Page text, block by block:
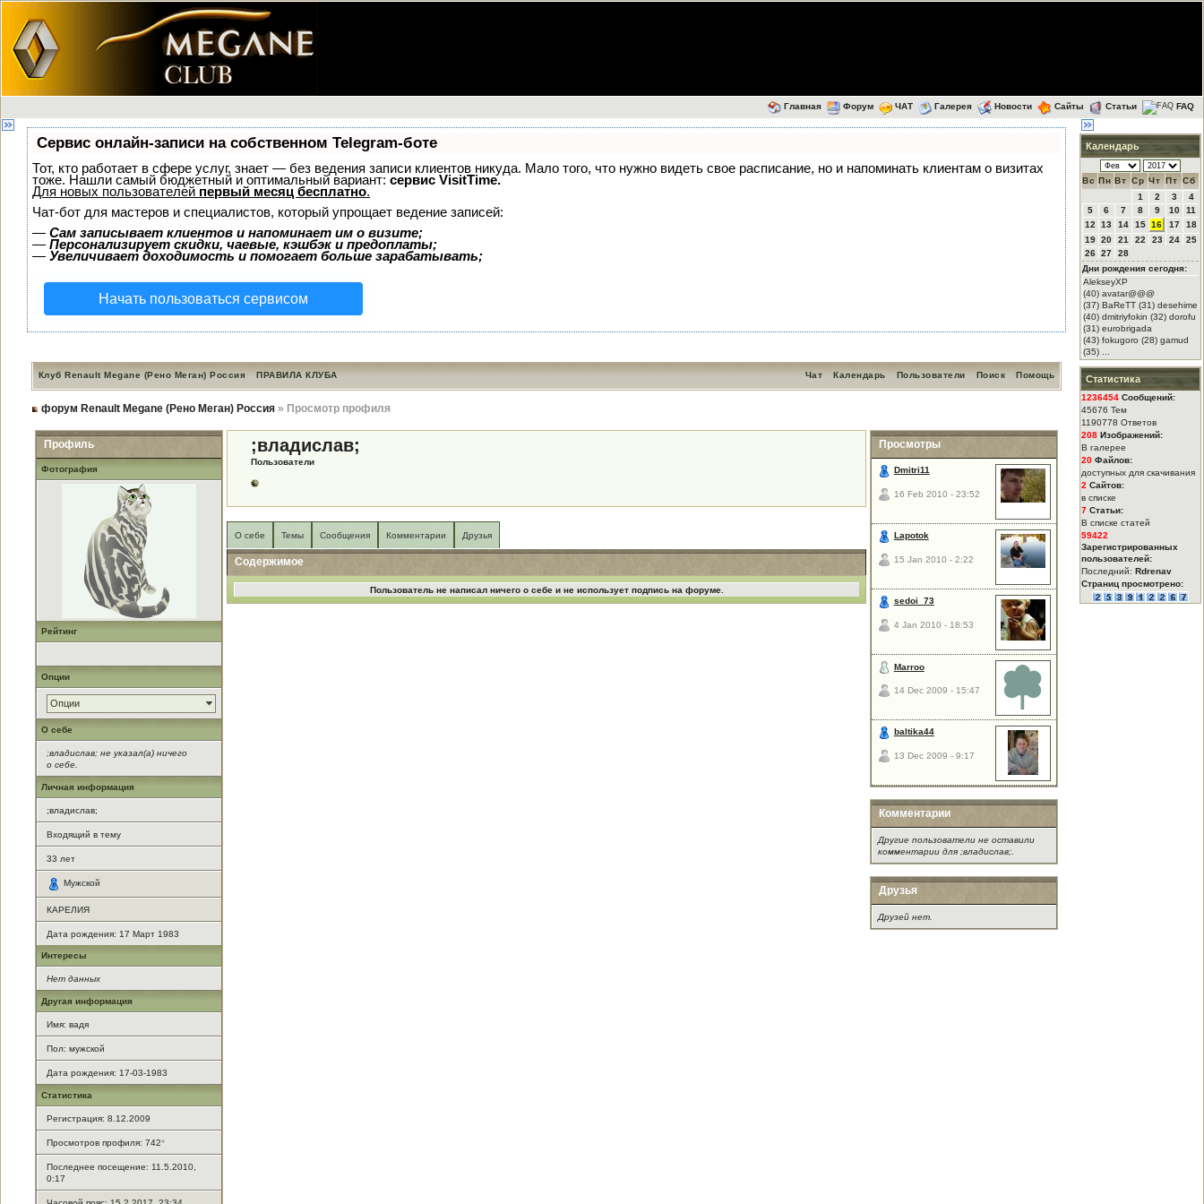
Главная Форум ЧАТ Галерея Новости Сайты Статьи FAQ
Сервис онлайн-записи на собственном Telegram-боте
Тот, кто работает в сфере услуг, знает — без ведения записи клиентов никуда. Мало того, что нужно видеть свое расписание, но и напоминать клиентам о визитах
тоже. Нашли самый бюджетный и оптимальный вариант: сервис VisitTime.
Для новых пользователей первый месяц бесплатно.
Чат-бот для мастеров и специалистов, который упрощает ведение записей:
— Сам записывает клиентов и напоминает им о визите;
— Персонализирует скидки, чаевые, кэшбэк и предоплаты;
— Увеличивает доходимость и помогает больше зарабатывать;
Начать пользоваться сервисом
Клуб Renault Megane (Рено Меган) Россия ПРАВИЛА КЛУБА Помощь
Поиск
Пользователи
Календарь
Чат
форум Renault Megane (Рено Меган) Россия» Просмотр профиля
Профиль
Фотография
Рейтинг
Опции
Опции
О себе
;владислав; не указал(а) ничего
о себе.
Личная информация
;владислав;
Входящий в тему
33 лет
Мужской
КАРЕЛИЯ
Дата рождения: 17 Март 1983
Интересы
Нет данных
Другая информация
Имя: вадя
Пол: мужской
Дата рождения: 17-03-1983
Статистика
Регистрация: 8.12.2009
Просмотров профиля: 742*
Последнее посещение: 11.5.2010,
0:17
;владислав;
Пользователи
О себе Темы Сообщения Комментарии Друзья
Содержимое
Пользователь не написал ничего о себе и не использует подпись на форуме.
Просмотры
Dmitri11
16 Feb 2010 - 23:52
Lapotok
15 Jan 2010 - 2:22
sedoi_73
4 Jan 2010 - 18:53
Marroo
14 Dec 2009 - 15:47
baltika44
13 Dec 2009 - 9:17
Комментарии
Другие пользователи не оставили
комментарии для ;владислав;.
Друзья
Друзей нет.
Календарь
Вс Пн Вт Ср Чт Пт Сб
1
2 3
4
5
6 7 8 9 10
11
12
13 14 15 16 17
18
19 20 21 22 23 24
25
26 27
28
Дни рождения сегодня:
AlekseyXP
(40) avatar@@@
(37) BaReTT (31) desehime
(40) dmitriyfokin (32) dorofu
(31) eurobrigada
(43) fokugoro (28) gamud
(35) ...
Статистика
1236454 Сообщений:
45676 Тем
1190778 Ответов
208 Изображений:
В галерее
20 Файлов:
доступных для скачивания
2 Сайтов:
в списке
7 Статьи:
В списке статей
59422
Зарегистрированных
пользователей:
Последний: Rdrenav
Страниц просмотрено: